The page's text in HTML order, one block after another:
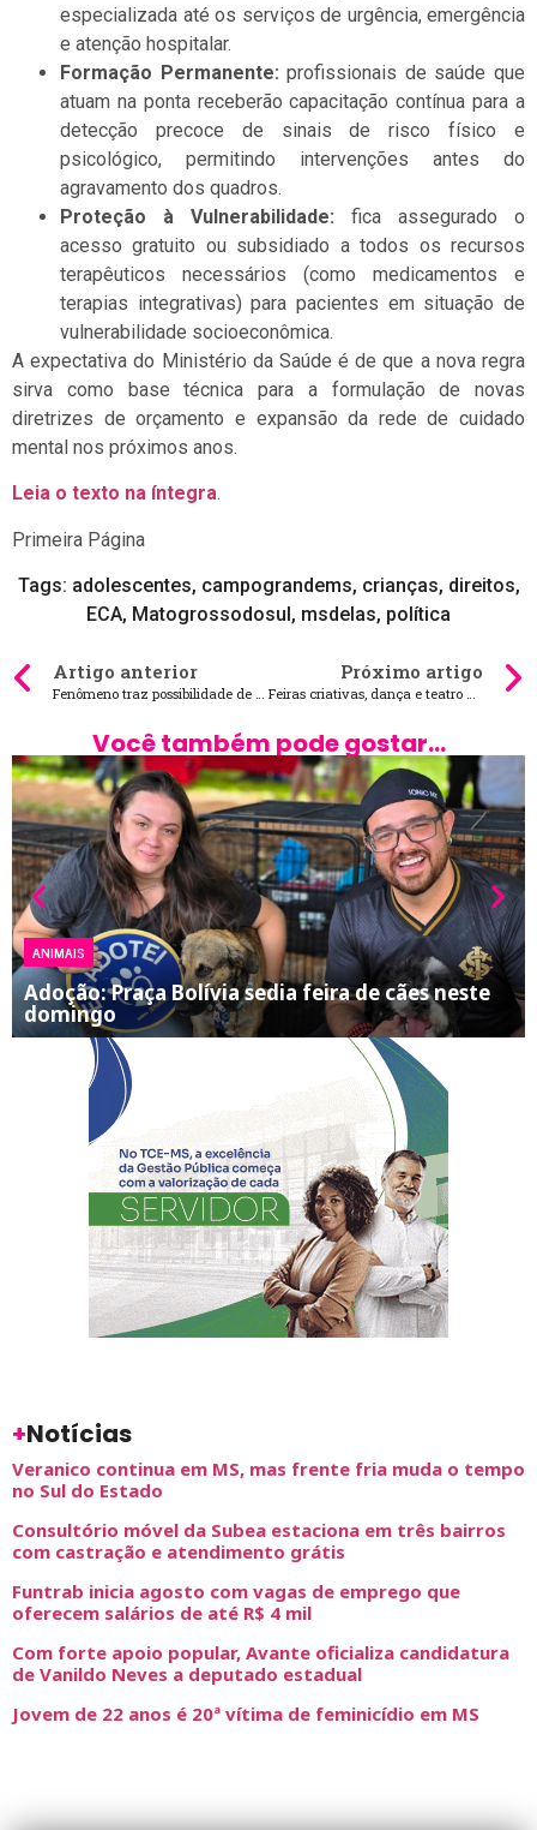
especializada até os serviços de urgência, emergência
e atenção hospitalar.
Formação Permanente: profissionais de saúde que
atuam na ponta receberão capacitação contínua para a
detecção precoce de sinais de risco físico e
psicológico, permitindo intervenções antes do
agravamento dos quadros.
Proteção à Vulnerabilidade: fica assegurado o
acesso gratuito ou subsidiado a todos os recursos
terapêuticos necessários (como medicamentos e
terapias integrativas) para pacientes em situação de
vulnerabilidade socioeconômica.
A expectativa do Ministério da Saúde é de que a nova regra
sirva como base técnica para a formulação de novas
diretrizes de orçamento e expansão da rede de cuidado
mental nos próximos anos.
Leia o texto na íntegra.
Primeira Página
Tags: adolescentes, campograndems, crianças, direitos,
ECA, Matogrossodosul , msdelas, política
Artigo anterior Próximo artigo
Você também pode gostar...
ANIMAIS
Adoção: Praça Bolívia sedia feira de cães neste
domingo
+Notícias
Veranico continua em MS, mas frente fria muda o tempo
no Sul do Estado
Consultório móvel da Subea estaciona em três bairros
com castração e atendimento grátis
Funtrab inicia agosto com vagas de emprego que
oferecem salários de até R$ 4 mil
Com forte apoio popular, Avante oficializa candidatura
de Vanildo Neves a deputado estadual
Jovem de 22 anos é 20ª vítima de feminicídio em MS